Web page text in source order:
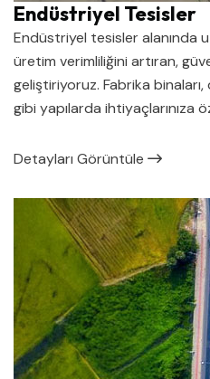
Endüstriyel Tesisler
Endüstriyel tesisler alanında
üretim verimliliğini artıran,
geliştiriyoruz. Fabrika
gibi yapılarda ihtiyaçlarınıza
Detayları Görüntüle